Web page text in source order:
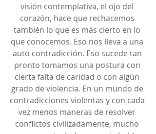
visión contemplativa, el ojo del
corazón, hace que rechacemos
también lo que es más cierto en lo
que conocemos. Eso nos lleva a una
auto contradicción. Eso sucede tan
pronto tomamos una postura con
cierta falta de caridad o con algún
grado de violencia. En un mundo de
contradicciones violentas y con cada
vez menos maneras de resolver
conflictos civilizadamente, mucho